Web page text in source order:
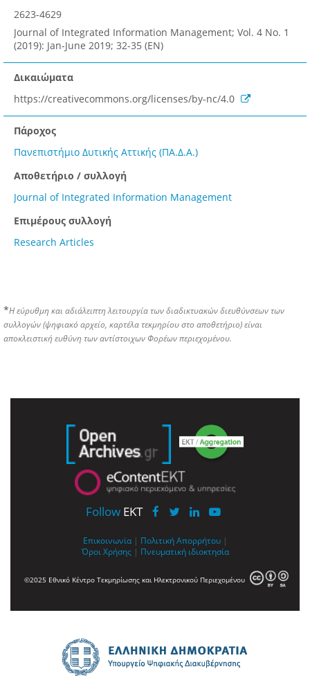
2623-4629
Journal of Integrated Information Management; Vol. 4 No. 1
(2019): Jan-June 2019; 32-35 (EN)
Δικαιώματα
https://creativecommons.org/licenses/by-nc/4.0
Πάροχος
Πανεπιστήμιο Δυτικής Αττικής (ΠΑ.Δ.Α.)
Αποθετήριο / συλλογή
Journal of Integrated Information Management
Επιμέρους συλλογή
Research Articles
*Η εύρυθμη και αδιάλειπτη λειτουργία των διαδικτυακών διευθύνσεων των
συλλογών (ψηφιακό αρχείο, καρτέλα τεκμηρίου στο αποθετήριο) είναι
αποκλειστική ευθύνη των αντίστοιχων Φορέων περιεχομένου.
Follow EKT
Επικοινωνία | Πολιτική Απορρήτου |
Όροι Χρήσης | Πνευματική ιδιοκτησία
©2025 Εθνικό Κέντρο Τεκμηρίωσης και Ηλεκτρονικού Περιεχομένου